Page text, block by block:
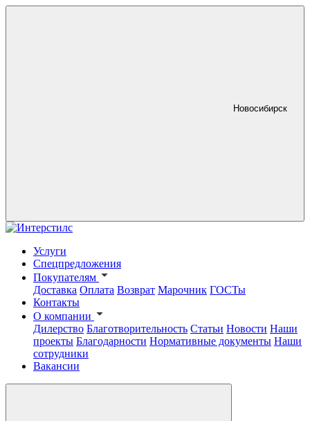
Новосибирск
Услуги
Спецпредложения
Покупателям
Доставка Оплата Возврат Марочник ГОСТы
Контакты
О компании
Дилерство Благотворительность Статьи Новости Наши
проекты Благодарности Нормативные документы Наши
сотрудники
Вакансии